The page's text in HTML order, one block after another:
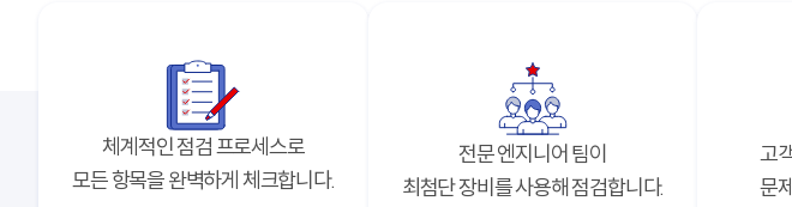
체계적인 점검 프로세스로
모든 항목을 완벽하게 체크합니다.
전문 엔지니어 팀이
최첨단 장비를 사용해 점검합니다.
고
문